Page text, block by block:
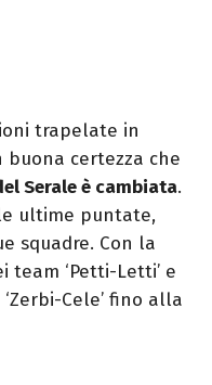
trapelate in
buona certezza che
Serale è cambiata.
ultime puntate,
squadre. Con la
‘Petti-Letti’ e
‘Zerbi-Cele’ fino alla